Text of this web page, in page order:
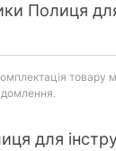
Полиця
товару
для